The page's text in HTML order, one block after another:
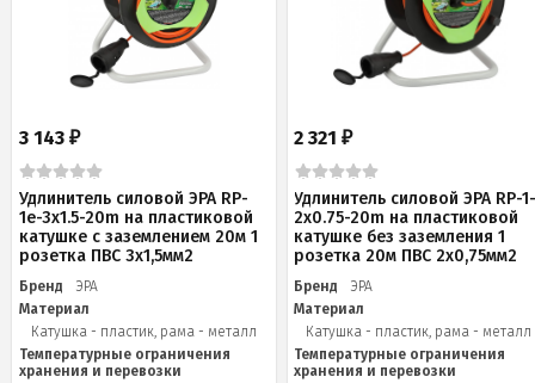
3 143 ₽
Удлинитель силовой ЭРА RP-
1e-3x1.5-20m на пластиковой
катушке c заземлением 20м 1
розетка ПВС 3х1,5мм2
Бренд
ЭРА
Материал
Катушка - пластик, рама - металл
Температурные ограничения
хранения и перевозки
2 321₽
Удлинитель силовой ЭРА RP-
2x0.75-20m на пластиковой
катушке без заземления 1
розетка 20м ПВС 2х0,75мм2
Бренд
ЭРА
Материал
Катушка - пластик, рама - металл
Температурные ограничения
хранения и перевозки